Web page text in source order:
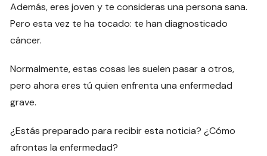
Además, eres joven y te consideras una persona sana.
Pero esta vez te ha tocado: te han diagnosticado
cáncer.
Normalmente, estas cosas les suelen pasar a otros,
pero ahora eres tú quien enfrenta una enfermedad
grave.
¿Estás preparado para recibir esta noticia? ¿Cómo
afrontas la enfermedad?